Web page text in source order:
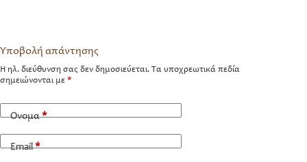
Υποβολή απάντησης
Η ηλ. διεύθυνση σας δεν δημοσιεύεται. Τα υποχρεωτικά πεδία
σημειώνονται με *
Όνομα*
Email*